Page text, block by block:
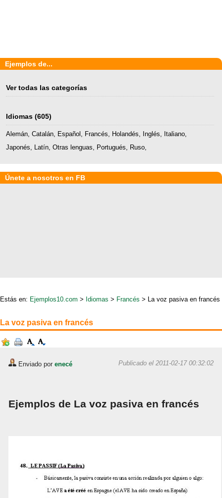
Ejemplos de...
Ver todas las categorías
Idiomas (605)
Alemán, Catalán, Español , Francés, Holandés, Inglés, Italiano,
Japonés, Latín, Otras lenguas, Portugués, Ruso,
Únete a nosotros en FB
Estás en: Ejemplos10.com > Idiomas > Francés > La voz pasiva en francés
La voz pasiva en francés
Enviado por enecé Publicado el 2011-02-17 00:32:02
Ejemplos de La voz pasiva en francés